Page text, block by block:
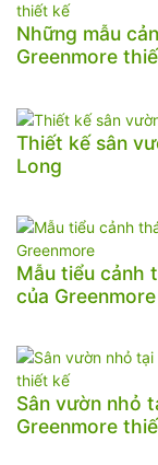
Những mẫu
Greenmore
Thiết kế sân
Long
Mẫu tiểu cảnh
của Greenmore
Sân vườn nhỏ
Greenmore